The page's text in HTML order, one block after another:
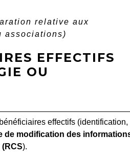
relative aux
associations)
EFFECTIFS
OU
effectifs (identification,
de modification des
).